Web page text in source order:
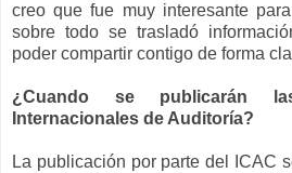
creo que fue muy interesante
sobre todo se trasladó
poder compartir contigo de forma
¿Cuando se publicarán
Internacionales de Auditoría?
La publicación por parte del ICAC